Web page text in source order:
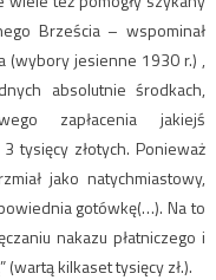
Brześcia – wspominał
(wybory jesienne 1930 r.) ,
absolutnie środkach,
zapłacenia jakiejś
tysięcy złotych. Ponieważ
jako natychmiastowy,
gotówkę(…). Na to
nakazu płatniczego i
kilkaset tysięcy zł.).